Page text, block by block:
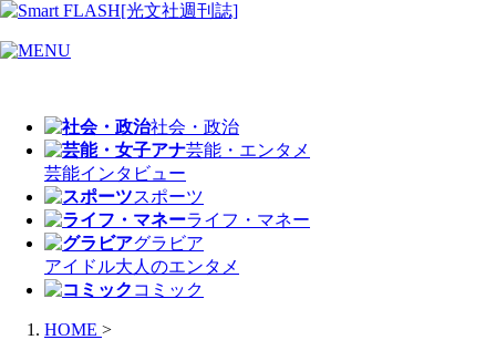
社会・政治
芸能・エンタメ
芸能インタビュー
スポーツ
ライフ・マネー
グラビア
アイドル大人のエンタメ
コミック
HOME >